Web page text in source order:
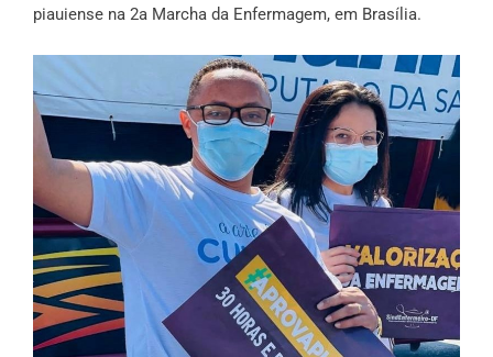
piauiense na 2a Marcha da Enfermagem, em Brasília.